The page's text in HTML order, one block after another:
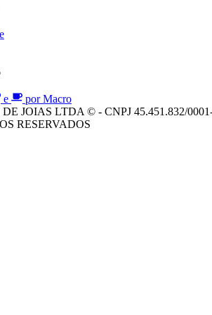
e
por Macro
JOIAS LTDA © - CNPJ 45.451.832/
RESERVADOS